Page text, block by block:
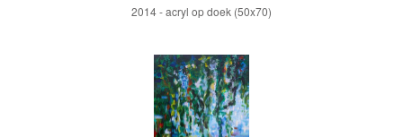
2014 - acryl op doek (50x70)